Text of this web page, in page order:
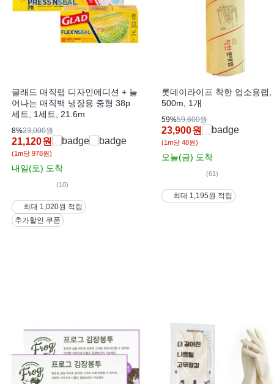
글래드 매직랩 디자인에디션 + 늘
어나는 매직백 냉장용 중형 38p
세트, 1세트, 21.6m
8%23,000원
21,120원
(1m당 978원)
내일(토) 도착
(10)
최대 1,020원 적립
추가할인 쿠폰
롯데이라이프 착한 업소용랩,
500m, 1개
59%59,600원
23,900원
(1m당 48원)
오늘(금) 도착
(61)
최대 1,195원 적립